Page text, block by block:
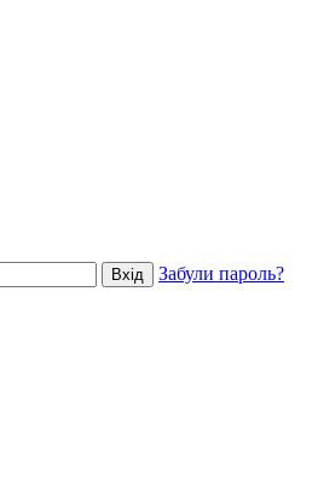
Забули пароль?